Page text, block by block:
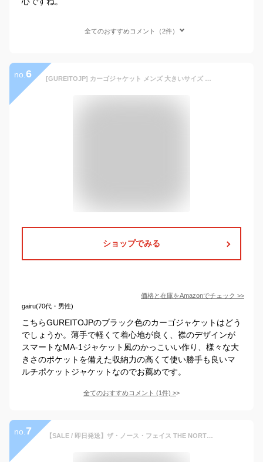
全てのおすすめコメント（2件）
no. 6 [GUREITOJP] カーゴジャケット メンズ 大きいサイズ マルチポケット MA-1 フライトジャケット ジャンパー アメリカン レトロ カジュアル 防寒 防風 ブルゾン アウター アウトドア スポーツ ブラック L
ショップでみる
価格と在庫をAmazonでチェック >>
gairu(70代・男性)
こちらGUREITOJPのブラック色のカーゴジャケットはどう
でしょうか。薄手で軽くて着心地が良く、襟のデザインが
スマートなMA-1ジャケット風のかっこいい作り、様々な大
きさのポケットを備えた収納力の高くて使い勝手も良いマ
ルチポケットジャケットなのでお薦めです。
全てのおすすめコメント (1件) >
no. 7 【SALE / 即日発送】ザ・ノース・フェイス THE NORTH FACE NP22533【10％OFF】 フィールドユーティリティジャケット FIELD UTILITY JACKET マウンテンパーカー アウトドア アウター メンズ レディース ユニセックス スポーツ サステナブル 釣り 撥水 軽量 国内正規 2026SS